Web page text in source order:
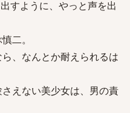
すように、やっと声を出
二。
、なんとか耐えられるは
えない美少女は、男の責